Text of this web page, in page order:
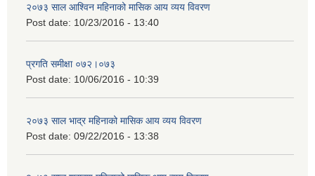
२०७३ साल आश्विन महिनाको मासिक आय व्यय विवरण
Post date: 10/23/2016 - 13:40
प्रगति समीक्षा ०७२।०७३
Post date: 10/06/2016 - 10:39
२०७३ साल भाद्र महिनाको मासिक आय व्यय विवरण
Post date: 09/22/2016 - 13:38